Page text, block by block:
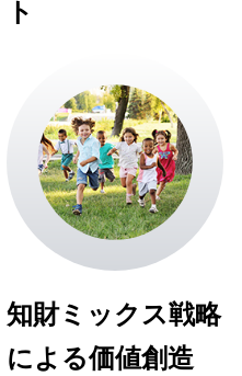
ト
知財ミックス戦略
による価値創造